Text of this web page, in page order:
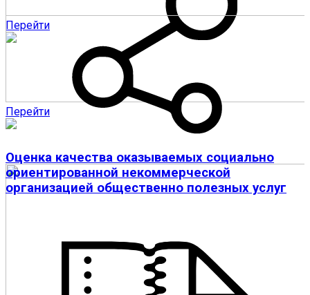
Перейти
Перейти
Оценка качества оказываемых социально
ориентированной некоммерческой
организацией общественно полезных услуг